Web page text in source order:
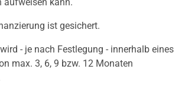
aufweisen kann.
ist gesichert.
- je nach Festlegung - innerhalb eines
max. 3, 6, 9 bzw. 12 Monaten